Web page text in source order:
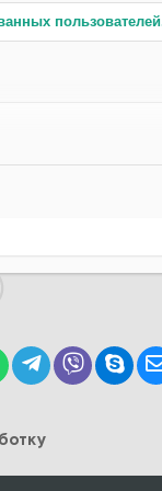
WhatsAppTelegram
Viber